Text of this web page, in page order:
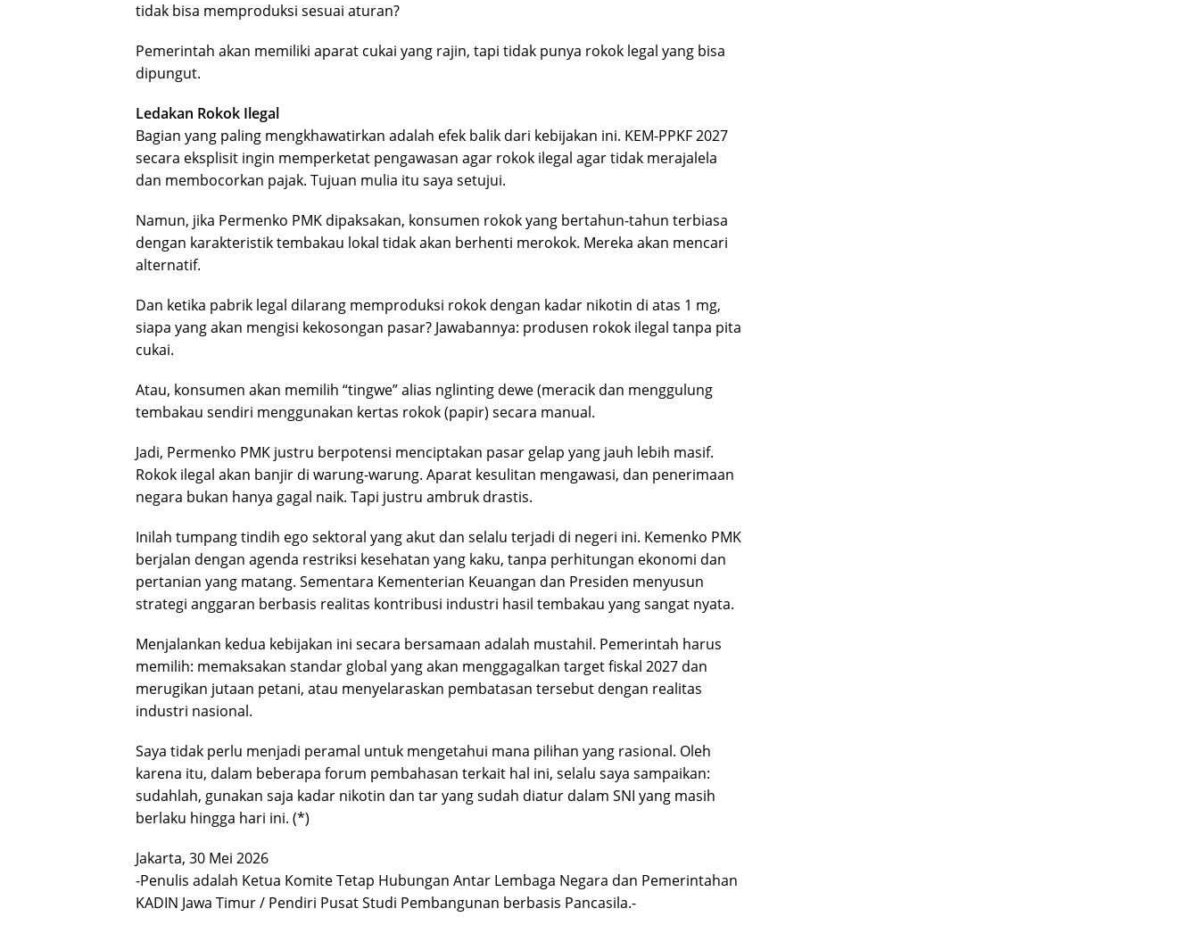
tidak bisa memproduksi sesuai aturan?
Pemerintah akan memiliki aparat cukai yang rajin, tapi tidak punya rokok legal yang bisa
dipungut.
Ledakan Rokok Ilegal
Bagian yang paling mengkhawatirkan adalah efek balik dari kebijakan ini. KEM-PPKF 2027
secara eksplisit ingin memperketat pengawasan agar rokok ilegal agar tidak merajalela
dan membocorkan pajak. Tujuan mulia itu saya setujui.
Namun, jika Permenko PMK dipaksakan, konsumen rokok yang bertahun-tahun terbiasa
dengan karakteristik tembakau lokal tidak akan berhenti merokok. Mereka akan mencari
alternatif.
Dan ketika pabrik legal dilarang memproduksi rokok dengan kadar nikotin di atas 1 mg,
siapa yang akan mengisi kekosongan pasar? Jawabannya: produsen rokok ilegal tanpa pita
cukai.
Atau, konsumen akan memilih “tingwe” alias nglinting dewe (meracik dan menggulung
tembakau sendiri menggunakan kertas rokok (papir) secara manual.
Jadi, Permenko PMK justru berpotensi menciptakan pasar gelap yang jauh lebih masif.
Rokok ilegal akan banjir di warung-warung. Aparat kesulitan mengawasi, dan penerimaan
negara bukan hanya gagal naik. Tapi justru ambruk drastis.
Inilah tumpang tindih ego sektoral yang akut dan selalu terjadi di negeri ini. Kemenko PMK
berjalan dengan agenda restriksi kesehatan yang kaku, tanpa perhitungan ekonomi dan
pertanian yang matang. Sementara Kementerian Keuangan dan Presiden menyusun
strategi anggaran berbasis realitas kontribusi industri hasil tembakau yang sangat nyata.
Menjalankan kedua kebijakan ini secara bersamaan adalah mustahil. Pemerintah harus
memilih: memaksakan standar global yang akan menggagalkan target fiskal 2027 dan
merugikan jutaan petani, atau menyelaraskan pembatasan tersebut dengan realitas
industri nasional.
Saya tidak perlu menjadi peramal untuk mengetahui mana pilihan yang rasional. Oleh
karena itu, dalam beberapa forum pembahasan terkait hal ini, selalu saya sampaikan:
sudahlah, gunakan saja kadar nikotin dan tar yang sudah diatur dalam SNI yang masih
berlaku hingga hari ini. (*)
Jakarta, 30 Mei 2026
-Penulis adalah Ketua Komite Tetap Hubungan Antar Lembaga Negara dan Pemerintahan
KADIN Jawa Timur / Pendiri Pusat Studi Pembangunan berbasis Pancasila.-